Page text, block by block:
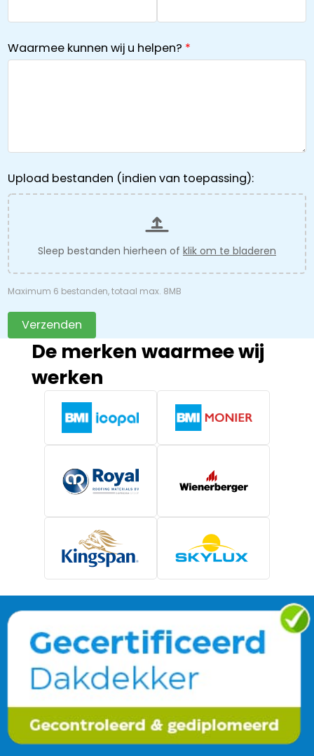
Waarmee kunnen wij u helpen?
Upload bestanden (indien van toepassing):
Sleep bestanden hierheen of klik om te bladeren
Maximum 6 bestanden, totaal max. 8MB
Verzenden
De merken waarmee wij
werken